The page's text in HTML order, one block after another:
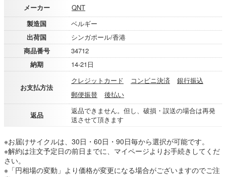
メーカー
QNT
製造国
ベルギー
出荷国
シンガポール/香港
商品番号
34712
納期
14-21日
お支払方法
クレジットカード コンビニ決済
銀行振込
郵便振替
後払い
返品
返品できません。但し、破損・誤送の場合は再発
送させて頂きます
※お届けサイクルは、30日・60日・90日毎から選択が可能です。
※解約は注文予定日の前日までに、マイページよりお手続きしてくだ
さい。
※「円相場の変動」より価格が変更になる場合がございますのでご注